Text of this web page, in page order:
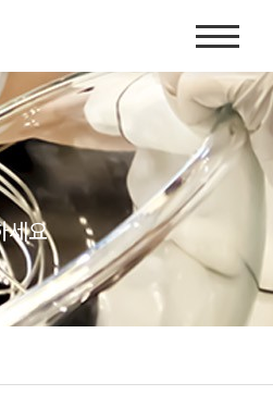
홈
이
지
네
비
게
이
세요